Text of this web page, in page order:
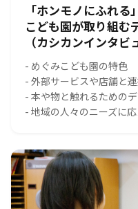
「ホンモノにふれ
こども園が取り組む
（カシカンインタビ
- めぐみこども園の特色
- 外部サービスや店舗と
- 本や物と触れるための
- 地域の人々のニーズに